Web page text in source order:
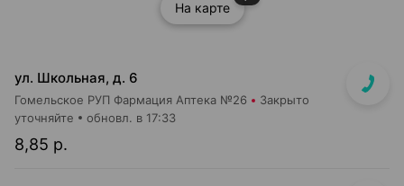
На карте
ул. Школьная, д. 6
Гомельское РУП Фармация Аптека №26 Закрыто
8,85 р.
уточняйте обновл. в 17:33